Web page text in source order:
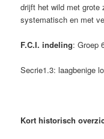
drijft het wild met grote
systematisch en met
F.C.I. indeling: Groep
Secrie1.3: laagbenige
Kort historisch